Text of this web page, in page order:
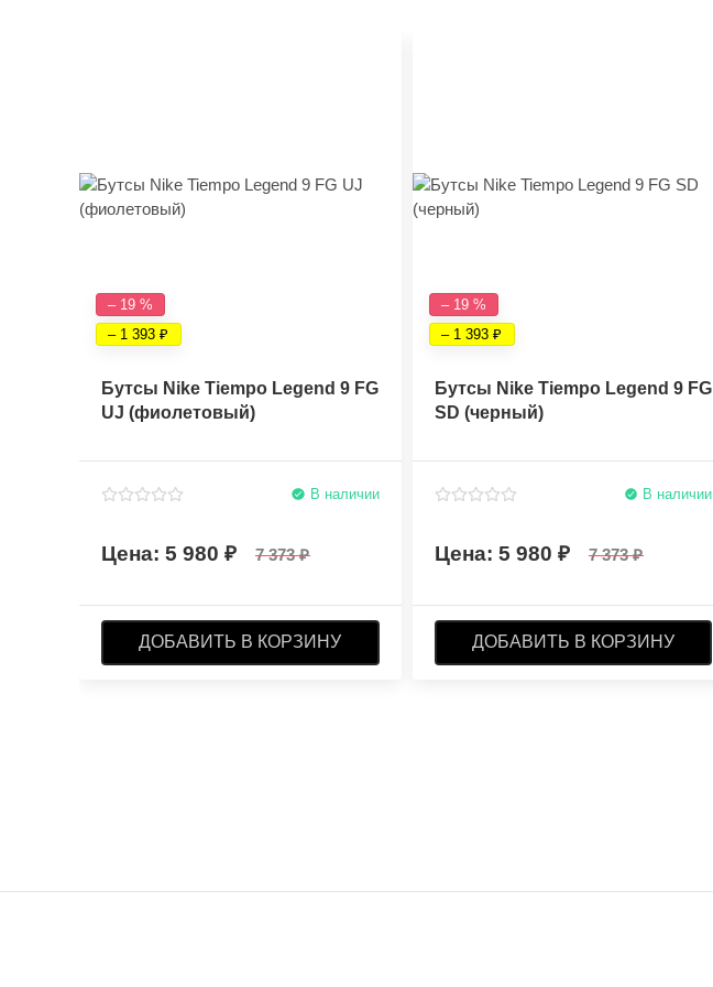
– 19 %
– 1 393
Бутсы Nike Tiempo Legend 9 FG
UJ (фиолетовый)
В наличии
5 980 7 373
ДОБАВИТЬ В КОРЗИНУ
– 19 %
– 1 393
Бутсы Nike Tiempo Legend 9 FG
SD (черный)
В наличии
5 980 7 373
ДОБАВИТЬ В КОРЗИНУ